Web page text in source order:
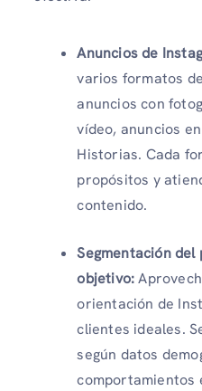
Anuncios de
varios formatos
anuncios con
vídeo, anuncios
Historias. Cada
propósitos y
contenido.
Segmentación del
objetivo:
orientación de
clientes ideales.
según datos
comportamientos